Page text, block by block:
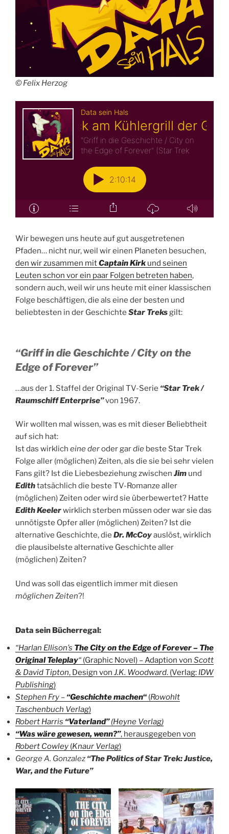
© Felix Herzog
Wir bewegen uns heute auf gut ausgetretenen
Pfaden… nicht nur, weil wir einen Planeten besuchen,
den wir zusammen mitCaptain Kirk und seinen
Leuten schon vor ein paar Folgen betreten haben,
sondern auch, weil wir uns heute mit einer klassischen
Folge beschäftigen, die als eine der besten und
beliebtesten in der Geschichte Star Treksgilt:
“Griff in die Geschichte / City on the
Edge of Forever”
…aus der 1. Staffel der Original TV-Serie “Star Trek /
Raumschiff Enterprise”von 1967.
Wir wollten mal wissen, was es mit dieser Beliebtheit
auf sich hat:
Ist das wirklich eine deroder gardie beste Star Trek
Folge aller (möglichen) Zeiten, als die sie bei sehr vielen
Fans gilt? Ist die Liebesbeziehung zwischen Jim und
Edithtatsächlich die beste TV-Romanze aller
(möglichen) Zeiten oder wird sie überbewertet? Hatte
Edith Keelerwirklich sterben müssen oder war sie das
unnötigste Opfer aller (möglichen) Zeiten? Ist die
alternative Geschichte, die Dr. McCoyauslöst, wirklich
die plausibelste alternative Geschichte aller
(möglichen) Zeiten?
Und was soll das eigentlich immer mit diesen
möglichen Zeiten?!
Data sein Bücherregal:
“Harlan Ellison’s The City on the Edge of Forever – The
Original Teleplay“ (Graphic Novel) – Adaption von Scott
& David Tipton, Design von J.K. Woodward. (Verlag: IDW
Publishing)
Stephen Fry – “Geschichte machen“ (Rowohlt
Taschenbuch Verlag)
Robert Harris “Vaterland” (Heyne Verlag)
“Was wäre gewesen, wenn?”, herausgegeben von
Robert Cowley (Knaur Verlag)
George A. Gonzalez “The Politics of Star Trek: Justice,
War, and the Future”